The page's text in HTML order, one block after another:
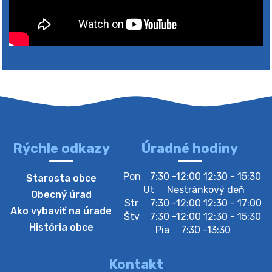
4. augusta 2026 10:05
Zberný dvor-Gyűjtőudvar
Oznamujeme obyvateľom, že v stredu 05. augusta
bude zberný dvor zatvorený. Értesítjük a lakosokat,
hogy szerdán augusztus 05-én a gyűjtőudvar zárva
lesz https://ciernybrod.sk?p=214…
Rýchle odkazy
Starosta obce
Obecný úrad
Ako vybaviť na úrade
História obce
Úradné hodiny
Pon
7:30 -12:00 12:30 - 15:30
Ut
Nestránkový deň
Str
7:30 -12:00 12:30 - 17:00
Štv
7:30 -12:00 12:30 - 15:30
Pia
7:30 -13:30
Kontakt